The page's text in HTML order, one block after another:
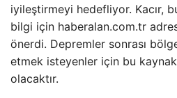
iyileştirmeyi hedefliyor. Kacır,
bilgi için haberalan.com.tr
önerdi. Depremler sonrası
etmek isteyenler için bu
olacaktır.